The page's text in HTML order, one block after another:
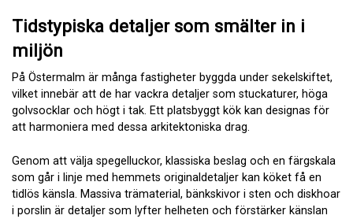
Tidstypiska detaljer som smälter in i
miljön
På Östermalm är många fastigheter byggda under sekelskiftet,
vilket innebär att de har vackra detaljer som stuckaturer, höga
golvsocklar och högt i tak. Ett platsbyggt kök kan designas för
att harmoniera med dessa arkitektoniska drag.
Genom att välja spegelluckor, klassiska beslag och en färgskala
som går i linje med hemmets originaldetaljer kan köket få en
tidlös känsla. Massiva trämaterial, bänkskivor i sten och diskhoar
i porslin är detaljer som lyfter helheten och förstärker känslan